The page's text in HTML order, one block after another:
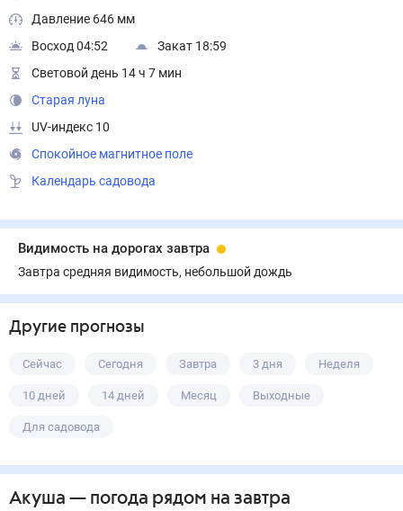
Давление 646 мм
Восход 04:52
Закат 18:59
Световой день 14 ч 7 мин
Старая луна
UV-индекс 10
Спокойное магнитное поле
Календарь садовода
Видимость на дорогах завтра
Завтра средняя видимость, небольшой дождь
Другие прогнозы
Сейчас Сегодня Завтра 3 дня Неделя
10 дней 14 дней Месяц Выходные
Для садовода
Акуша — погода рядом на завтра